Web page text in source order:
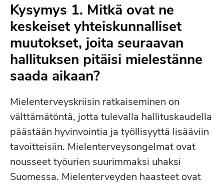
Kysymys 1. Mitkä ovat ne
keskeiset yhteiskunnalliset
muutokset, joita seuraavan
hallituksen pitäisi mielestänne
saada aikaan?
Mielenterveyskriisin ratkaiseminen on
välttämätöntä, jotta tulevalla hallituskaudella
päästään hyvinvointia ja työllisyyttä lisääviin
tavoitteisiin. Mielenterveysongelmat ovat
nousseet työurien suurimmaksi uhaksi
Suomessa. Mielenterveyden haasteet ovat